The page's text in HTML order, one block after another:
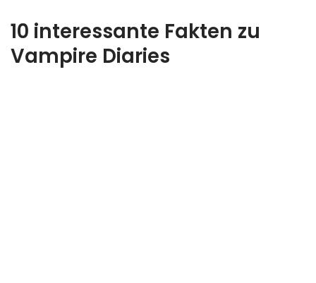
10 interessante Fakten zu
Vampire Diaries